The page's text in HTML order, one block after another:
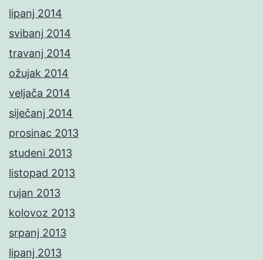
lipanj 2014
svibanj 2014
travanj 2014
ožujak 2014
veljača 2014
siječanj 2014
prosinac 2013
studeni 2013
listopad 2013
rujan 2013
kolovoz 2013
srpanj 2013
lipanj 2013